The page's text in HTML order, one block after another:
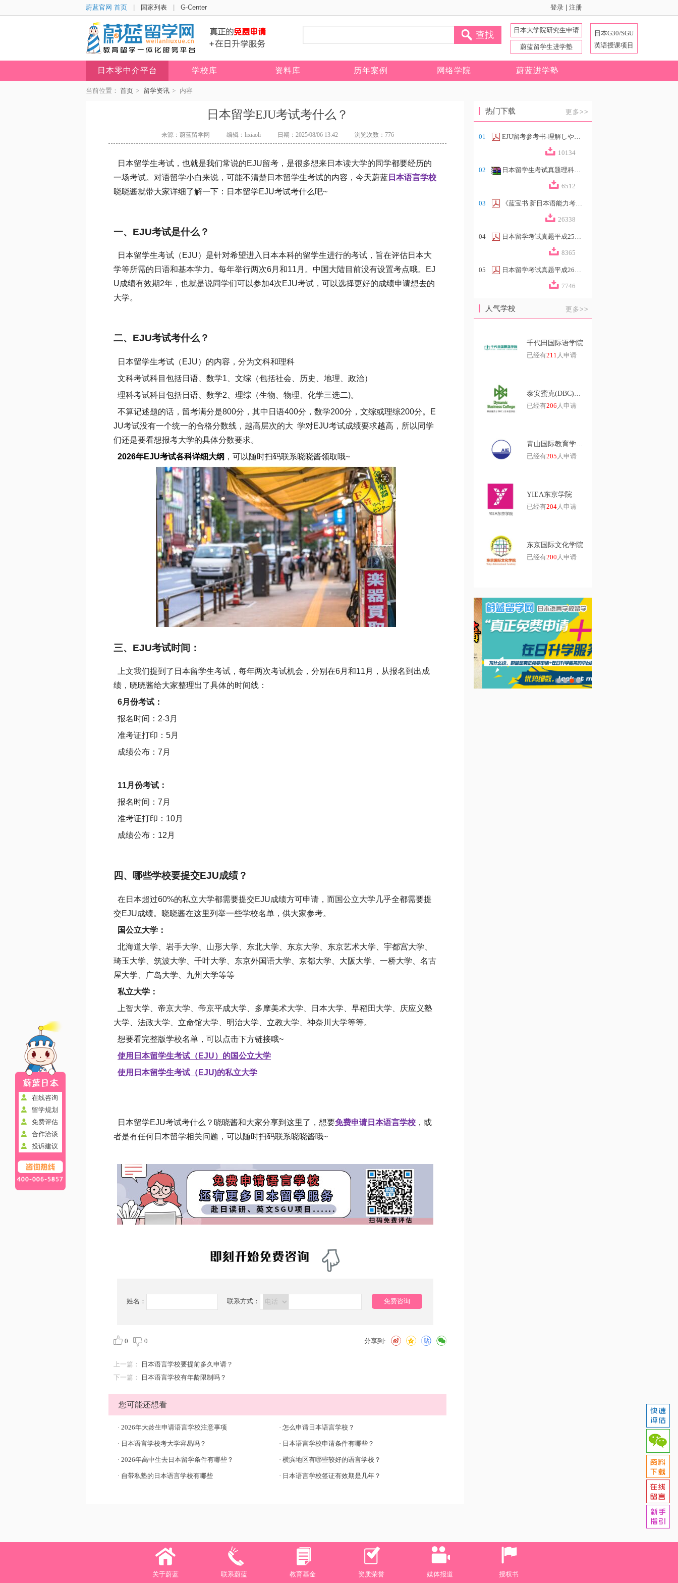
蔚蓝官网 首页 国家列表 G-Center 登录 注册
日本大学院研究生申请
蔚蓝留学生进学塾
日本G30/SGU
英语授课项目
查找
日本零中介平台 学校库 资料库 历年案例 网络学院 蔚蓝进学塾
在线咨询
留学规划
免费评估
合作洽谈
投诉建议
当前位置： 首页 > 留学资讯 > 内容
日本留学EJU考试考什么？
来源：蔚蓝留学网 编辑：lixiaoli 日期：2025/08/06 13:42 浏览次数：776
日本留学生考试，也就是我们常说的EJU留考，是很多想来日本读大学的同学都要经历的
一场考试。对语留学小白来说，可能不清楚日本留学生考试的内容，今天蔚蓝 日本语言学校
晓晓酱就带大家详细了解一下：日本留学EJU考试考什么吧~
一、EJU考试是什么？
日本留学生考试（EJU）是针对希望进入日本本科的留学生进行的考试，旨在评估日本大
学等所需的日语和基本学力。每年举行两次6月和11月。中国大陆目前没有设置考点哦。EJ
U成绩有效期2年，也就是说同学们可以参加4次EJU考试，可以选择更好的成绩申请想去的
大学。
二、EJU考试考什么？
日本留学生考试（EJU）的内容，分为文科和理科
文科考试科目包括日语、数学1、文综（包括社会、历史、地理、政治）
理科考试科目包括日语、数学2、理综（生物、物理、化学三选二)。
不算记述题的话，留考满分是800分，其中日语400分，数学200分，文综或理综200分。E
JU考试没有一个统一的合格分数线，越高层次的大 学对EJU考试成绩要求越高，所以同学
们还是要看想报考大学的具体分数要求。
2026年EJU考试各科详细大纲 ，可以随时扫码联系晓晓酱领取哦~
三、EJU考试时间：
上文我们提到了日本留学生考试，每年两次考试机会，分别在6月和11月，从报名到出成
绩，晓晓酱给大家整理出了具体的时间线：
6月份考试：
报名时间：2-3月
准考证打印：5月
成绩公布：7月
11月份考试：
报名时间：7月
准考证打印：10月
成绩公布：12月
四、哪些学校要提交EJU成绩？
在日本超过60%的私立大学都需要提交EJU成绩方可申请，而国公立大学几乎全都需要提
交EJU成绩。晓晓酱在这里列举一些学校名单，供大家参考。
国公立大学：
北海道大学、岩手大学、山形大学、东北大学、东京大学、东京艺术大学、宇都宫大学、
琦玉大学、筑波大学、千叶大学、东京外国语大学、京都大学、大阪大学、一桥大学、名古
屋大学、广岛大学、九州大学等等
私立大学：
上智大学、帝京大学、帝京平成大学、多摩美术大学、日本大学、早稻田大学、庆应义塾
大学、法政大学、立命馆大学、明治大学、立教大学、神奈川大学等等。
想要看完整版学校名单，可以点击下方链接哦~
使用日本留学生考试（EJU）的国公立大学
使用日本留学生考试（EJU)的私立大学
日本留学EJU考试考什么？晓晓酱和大家分享到这里了，想要免费申请日本语言学校 ，或
者是有任何日本留学相关问题，可以随时扫码联系晓晓酱哦~
姓名： 联系方式： 免费咨询
0 0 分享到:
上一篇：
日本语言学校要提前多久申请？
下一篇：
日本语言学校有年龄限制吗？
您可能还想看
· 2026年大龄生申请语言学校注意事项 · 怎么申请日本语言学校？
· 日本语言学校考大学容易吗？ · 日本语言学校申请条件有哪些？
· 2026年高中生去日本留学条件有哪些？ · 横滨地区有哪些较好的语言学校？
· 自带私塾的日本语言学校有哪些 · 日本语言学校签证有效期是几年？
热门下载 更多>>
01 EJU留考参考书-理解しやすい政治経済（...
10134
02 日本留学生考试真题理科合集
6512
03 《蓝宝书 新日本语能力考试N2文法速记》...
26338
04 日本留学考试真题平成25年第2回
8365
05 日本留学考试真题平成26年第2回
7746
人气学校 更多>>
千代田国际语学院
已经有211 人申请
泰安蜜克(DBC)日本语学校
已经有206 人申请
青山国际教育学院日本语中心
已经有205 人申请
YIEA东京学院
已经有204人申请
东京国际文化学院
已经有200 人申请
1 2 3 4
关于蔚蓝 联系蔚蓝 教育基金 资质荣誉 媒体报道 授权书